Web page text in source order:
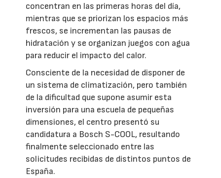
concentran en las primeras horas del día,
mientras que se priorizan los espacios más
frescos, se incrementan las pausas de
hidratación y se organizan juegos con agua
para reducir el impacto del calor.
Consciente de la necesidad de disponer de
un sistema de climatización, pero también
de la dificultad que supone asumir esta
inversión para una escuela de pequeñas
dimensiones, el centro presentó su
candidatura a Bosch S-COOL, resultando
finalmente seleccionado entre las
solicitudes recibidas de distintos puntos de
España.